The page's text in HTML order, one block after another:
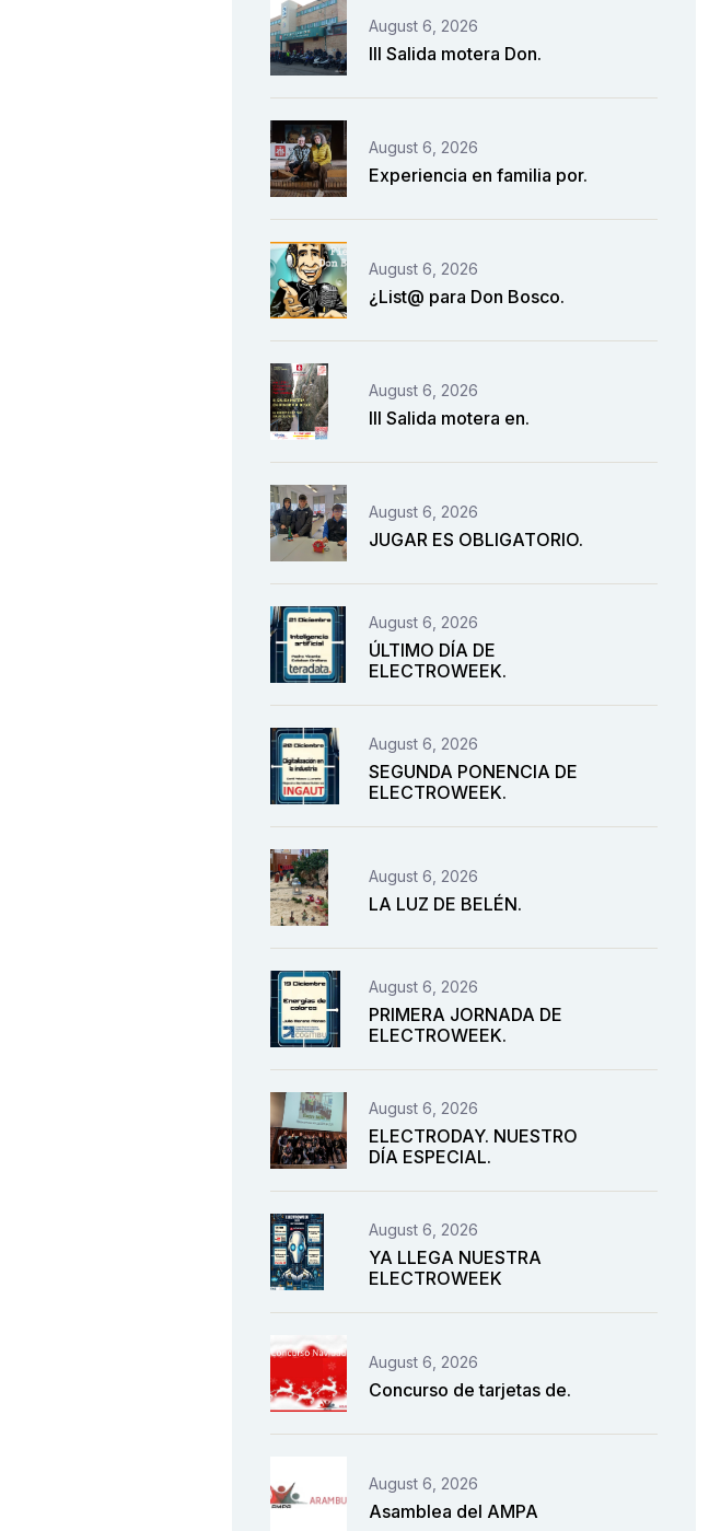
August 6, 2026
III Salida motera Don.
August 6, 2026
Experiencia en familia por.
August 6, 2026
¿List@ para Don Bosco.
August 6, 2026
III Salida motera en.
August 6, 2026
JUGAR ES OBLIGATORIO.
August 6, 2026
ÚLTIMO DÍA DE
ELECTROWEEK.
August 6, 2026
SEGUNDA PONENCIA DE
ELECTROWEEK.
August 6, 2026
LA LUZ DE BELÉN.
August 6, 2026
PRIMERA JORNADA DE
ELECTROWEEK.
August 6, 2026
ELECTRODAY. NUESTRO
DÍA ESPECIAL.
August 6, 2026
YA LLEGA NUESTRA
ELECTROWEEK
August 6, 2026
Concurso de tarjetas de.
August 6, 2026
Asamblea del AMPA